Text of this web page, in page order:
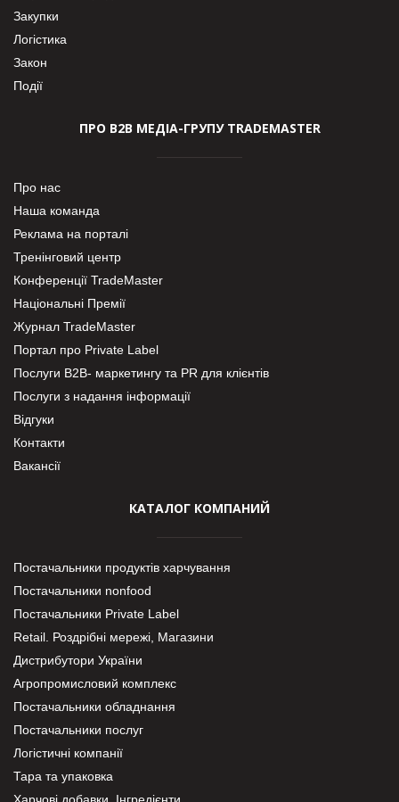
Закупки
Логістика
Закон
Події
ПРО В2В МЕДІА-ГРУПУ TRADEMASTER
Про нас
Наша команда
Реклама на порталі
Тренінговий центр
Конференції TradeMaster
Національні Премії
Журнал TradeMaster
Портал про Private Label
Послуги В2В- маркетингу та PR для клієнтів
Послуги з надання інформації
Відгуки
Контакти
Вакансії
КАТАЛОГ КОМПАНИЙ
Постачальники продуктів харчування
Постачальники nonfood
Постачальники Private Label
Retail. Роздрібні мережі, Магазини
Дистрибутори України
Агропромисловий комплекс
Постачальники обладнання
Постачальники послуг
Логістичні компанії
Тара та упаковка
Харчові добавки. Інгредієнти.